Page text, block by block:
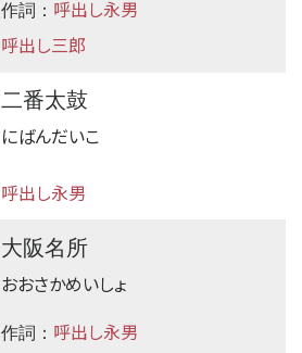
作詞： 呼出し永男
呼出し三郎
二番太鼓
にばんだいこ
呼出し永男
大阪名所
おおさかめいしょ
作詞： 呼出し永男